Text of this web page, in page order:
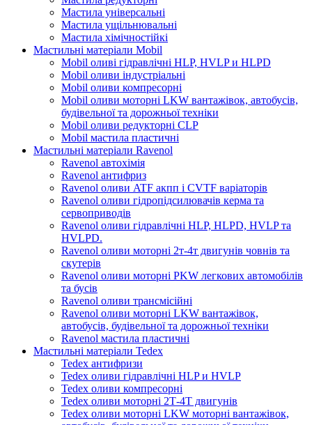
Мастила універсальні
Мастила ущільнювальні
Мастила хімічностійкі
Мастильні матеріали Mobil
Mobil оливі гідравлічні HLP, HVLP и HLPD
Mobil оливи індустріальні
Mobil оливи компресорні
Mobil оливи моторні LKW вантажівок, автобусів,
будівельної та дорожньої техніки
Mobil оливи редукторні CLP
Mobil мастила пластичні
Мастильні матеріали Ravenol
Ravenol автохімія
Ravenol антифриз
Ravenol оливи ATF акпп і CVTF варіаторів
Ravenol оливи гідропідсилювачів керма та
сервоприводів
Ravenol оливи гідравлічні HLP, HLPD, HVLP та
HVLPD.
Ravenol оливи моторні 2т-4т двигунів човнів та
скутерів
Ravenol оливи моторні PKW легкових автомобілів
та бусів
Ravenol оливи трансмісійні
Ravenol оливи моторні LKW вантажівок,
автобусів, будівельної та дорожньої техніки
Ravenol мастила пластичні
Мастильні матеріали Tedex
Tedex антифризи
Tedex оливи гідравлічні HLP и HVLP
Tedex оливи компресорні
Tedex оливи моторні 2Т-4Т двигунів
Tedex оливи моторні LKW моторні вантажівок,